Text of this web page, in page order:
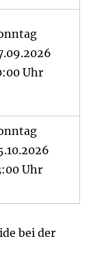
Uhr
Uhr
bei der